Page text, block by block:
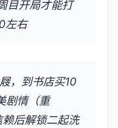
目开局才能打
左右
，到书店买10
剧情（重
后解锁二起洗